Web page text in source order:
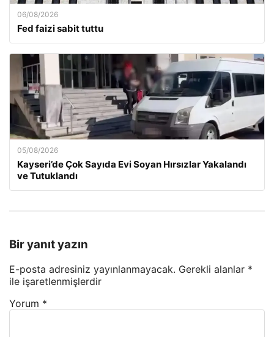
06/08/2026
Fed faizi sabit tuttu
05/08/2026
Kayseri’de Çok Sayıda Evi Soyan Hırsızlar Yakalandı
ve Tutuklandı
Bir yanıt yazın
E-posta adresiniz yayınlanmayacak. Gerekli alanlar *
ile işaretlenmişlerdir
Yorum *